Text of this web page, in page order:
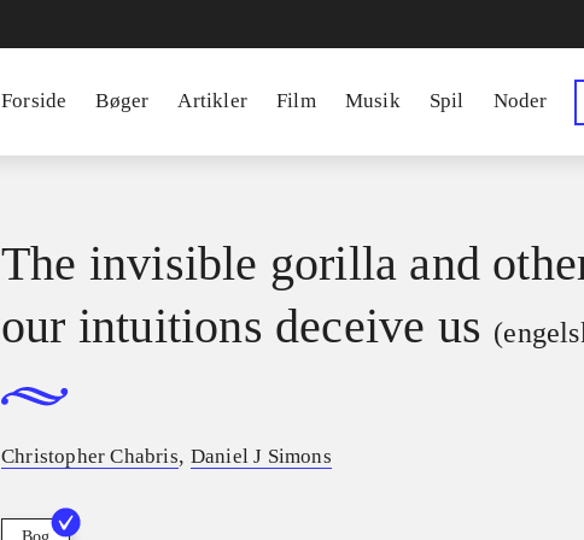
Forside Bøger Artikler Film Musik Spil Noder
The invisible gorilla and
our intuitions deceive us
Christopher Chabris, Daniel J Simons